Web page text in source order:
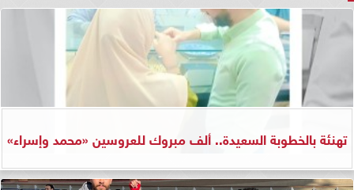
تهنئة بالخطوبة السعيدة.. ألف مبروك للعروسين «محمد وإسراء»